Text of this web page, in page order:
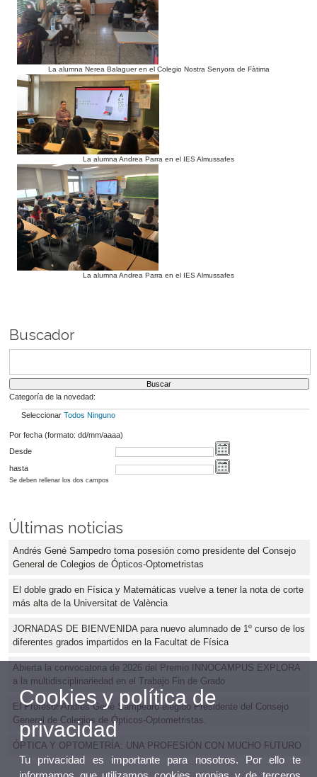
La alumna Nerea Balaguer en el Colegio Nostra Senyora de Fàtima
La alumna Andrea Parra en el IES Almussafes
La alumna Andrea Parra en el IES Almussafes
Buscador
Categoría de la novedad:
Seleccionar Todos Ninguno
Por fecha (formato: dd/mm/aaaa)
Desde
hasta
Se deben rellenar los dos campos
Últimas noticias
Andrés Gené Sampedro toma posesión como presidente del Consejo
General de Colegios de Ópticos-Optometristas
El doble grado en Física y Matemáticas vuelve a tener la nota de corte
más alta de la Universitat de València
JORNADAS DE BIENVENIDA para nuevo alumnado de 1º curso de los
diferentes grados impartidos en la Facultat de Física
Abierta la convocatoria de 2026 del Premio INNOCAMPUS EXPLORA
a la multidisciplinariedad en el Trabajo Fin de Grado
El Profesor Andrés Gené Sampedro elegido Presidente del Consejo
General de Colegios de Ópticos-Optometristas.
ÓPTICA Y OPTOMETRÍA: UNA PROFESIÓN CON MUCHO FUTURO
Cookies y política de
privacidad
Tu privacidad es importante para nosotros. Por ello te